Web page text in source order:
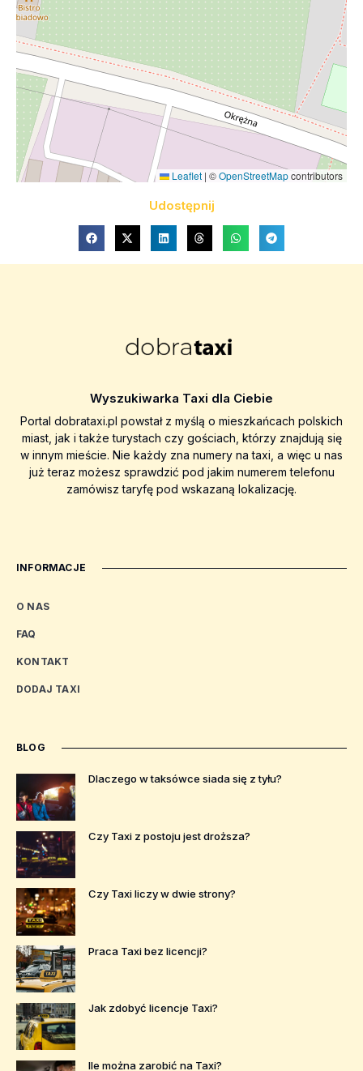
Leaflet | ©OpenStreetMapcontributors
Udostępnij
Wyszukiwarka Taxi dla Ciebie
Portal dobrataxi.pl powstał z myślą o mieszkańcach polskich
miast, jak i także turystach czy gościach, którzy znajdują się
w innym mieście. Nie każdy zna numery na taxi, a więc u nas
już teraz możesz sprawdzić pod jakim numerem telefonu
zamówisz taryfę pod wskazaną lokalizację.
INFORMACJE
O NAS
FAQ
KONTAKT
DODAJ TAXI
BLOG
Dlaczego w taksówce siada się z tyłu?
Czy Taxi z postoju jest droższa?
Czy Taxi liczy w dwie strony?
Praca Taxi bez licencji?
Jak zdobyć licencje Taxi?
Ile można zarobić na Taxi?